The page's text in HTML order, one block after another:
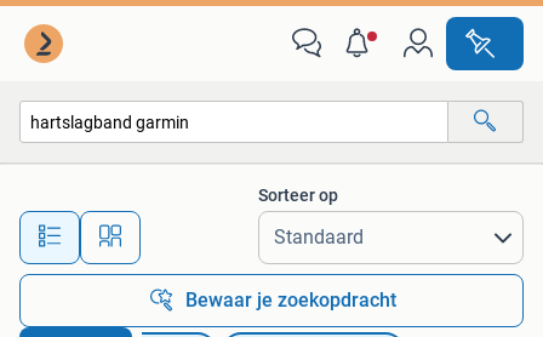
Alle afstanden…
Sorteer op
Bewaar je zoekopdracht